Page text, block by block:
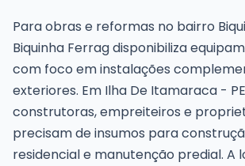
Para obras e reformas no bairro
Biquinha Ferrag disponibiliza
com foco em instalações
exteriores. Em Ilha De Itamaraca -
construtoras, empreiteiros e
precisam de insumos para
residencial e manutenção predial. A